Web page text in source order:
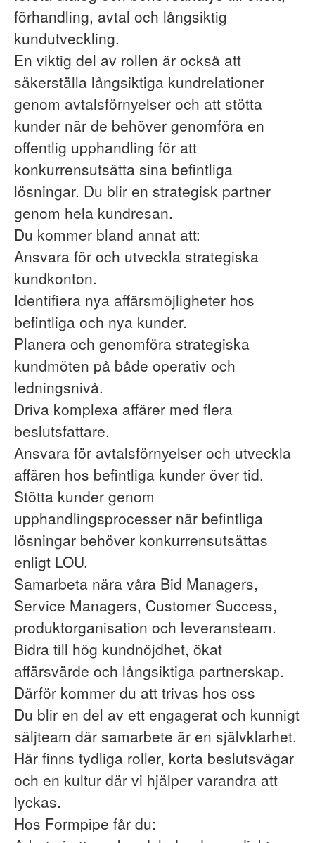
förhandling, avtal och långsiktig
kundutveckling.
En viktig del av rollen är också att
säkerställa långsiktiga kundrelationer
genom avtalsförnyelser och att stötta
kunder när de behöver genomföra en
offentlig upphandling för att
konkurrensutsätta sina befintliga
lösningar. Du blir en strategisk partner
genom hela kundresan.
Du kommer bland annat att:
Ansvara för och utveckla strategiska
kundkonton.
Identifiera nya affärsmöjligheter hos
befintliga och nya kunder.
Planera och genomföra strategiska
kundmöten på både operativ och
ledningsnivå.
Driva komplexa affärer med flera
beslutsfattare.
Ansvara för avtalsförnyelser och utveckla
affären hos befintliga kunder över tid.
Stötta kunder genom
upphandlingsprocesser när befintliga
lösningar behöver konkurrensutsättas
enligt LOU.
Samarbeta nära våra Bid Managers,
Service Managers, Customer Success,
produktorganisation och leveransteam.
Bidra till hög kundnöjdhet, ökat
affärsvärde och långsiktiga partnerskap.
Därför kommer du att trivas hos oss
Du blir en del av ett engagerat och kunnigt
säljteam där samarbete är en självklarhet.
Här finns tydliga roller, korta beslutsvägar
och en kultur där vi hjälper varandra att
lyckas.
Hos Formpipe får du: